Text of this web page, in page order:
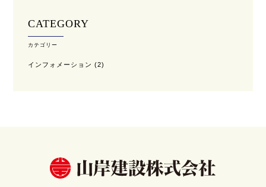
CATEGORY
カテゴリー
インフォメーション (2)